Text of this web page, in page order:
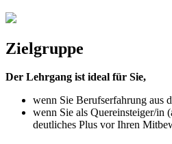
Zielgruppe
Der Lehrgang ist ideal für Sie,
wenn Sie Berufserfahrung aus
wenn Sie als Quereinsteiger/in
deutliches Plus vor Ihren